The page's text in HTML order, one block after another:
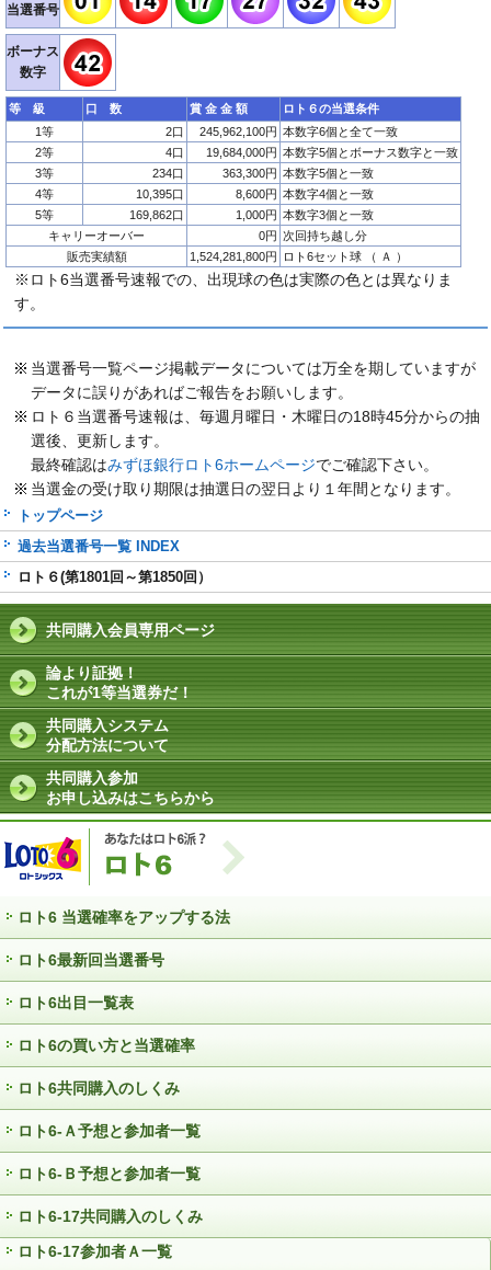
当選番号
ボーナス
数字
等 級 口 数 賞 金 金 額
ロト６の当選条件
1等
2口 245,962,100円 本数字6個と全て一致
2等
4口 19,684,000円 本数字5個とボーナス数字と一致
3等
234口 363,300円 本数字5個と一致
4等
10,395口 8,600円 本数字4個と一致
5等
169,862口 1,000円 本数字3個と一致
キャリーオーバー
0円 次回持ち越し分
販売実績額
1,524,281,800円 ロト6セット球 （ Ａ ）
※ロト6当選番号速報での、出現球の色は実際の色とは異なりま
す。
当選番号一覧ページ掲載データについては万全を期していますが
データに誤りがあればご報告をお願いします。
ロト６当選番号速報は、毎週月曜日・木曜日の18時45分からの抽
選後、更新します。
最終確認はみずほ銀行ロト6ホームページでご確認下さい。
当選金の受け取り期限は抽選日の翌日より１年間となります。
トップページ
過去当選番号一覧 INDEX
ロト６(第1801回～第1850回）
共同購入会員専用ページ
論より証拠！
これが1等当選券だ！
共同購入システム
分配方法について
共同購入参加
お申し込みはこちらから
ロト6 当選確率をアップする法
ロト6最新回当選番号
ロト6出目一覧表
ロト6の買い方と当選確率
ロト6共同購入のしくみ
ロト6-Ａ予想と参加者一覧
ロト6-Ｂ予想と参加者一覧
ロト6-17共同購入のしくみ
ロト6-17参加者Ａ一覧